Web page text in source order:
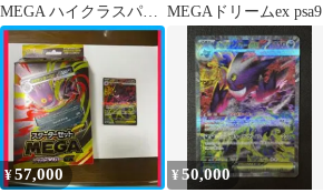
MEGA ハイクラスパッ
ク MEGAドリームe
MEGAドリームex psa9
¥57,000 ¥50,000